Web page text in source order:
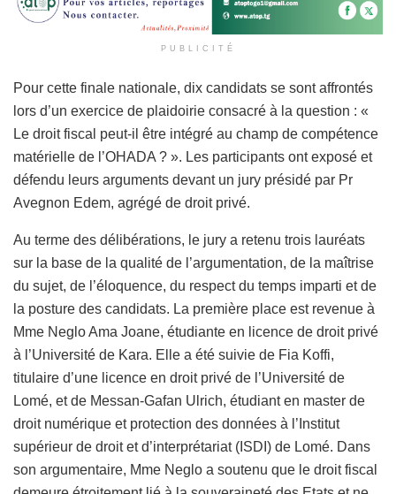
PUBLICITÉ
Pour cette finale nationale, dix candidats se sont affrontés
lors d’un exercice de plaidoirie consacré à la question : «
Le droit fiscal peut-il être intégré au champ de compétence
matérielle de l’OHADA ? ». Les participants ont exposé et
défendu leurs arguments devant un jury présidé par Pr
Avegnon Edem, agrégé de droit privé.
Au terme des délibérations, le jury a retenu trois lauréats
sur la base de la qualité de l’argumentation, de la maîtrise
du sujet, de l’éloquence, du respect du temps imparti et de
la posture des candidats. La première place est revenue à
Mme Neglo Ama Joane, étudiante en licence de droit privé
à l’Université de Kara. Elle a été suivie de Fia Koffi,
titulaire d’une licence en droit privé de l’Université de
Lomé, et de Messan-Gafan Ulrich, étudiant en master de
droit numérique et protection des données à l’Institut
supérieur de droit et d’interprétariat (ISDI) de Lomé. Dans
son argumentaire, Mme Neglo a soutenu que le droit fiscal